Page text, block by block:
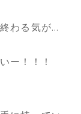
わる気が…
ー！！！